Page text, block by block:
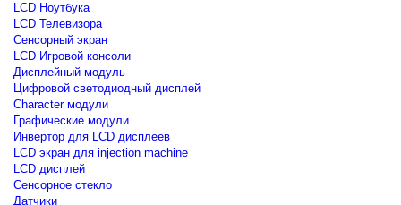
LCD Ноутбука
LCD Телевизора
Сенсорный экран
LCD Игровой консоли
Дисплейный модуль
Цифровой светодиодный дисплей
Сharacter модули
Графические модули
Инвертор для LCD дисплеев
LCD экран для injection machine
LCD дисплей
Сенсорное стекло
Датчики